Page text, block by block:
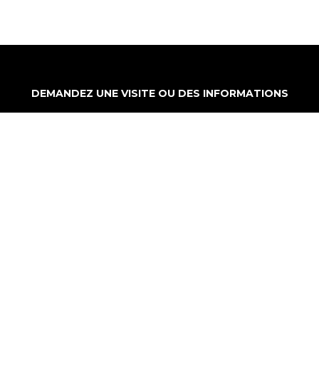
DEMANDEZ UNE VISITE OU DES INFORMATIONS